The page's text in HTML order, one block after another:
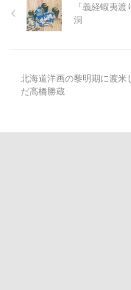
「義経蝦夷
洞
北海道洋画の黎明期に渡米
だ高橋勝蔵